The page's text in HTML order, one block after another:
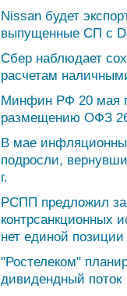
Nissan будет
выпущенные СП с
Сбер наблюдает
расчетам
Минфин РФ 20 мая
размещению ОФЗ
В мае
подросли,
г.
РСПП предложил
контрсанкционных
нет единой позиции
"Ростелеком"
дивидендный поток